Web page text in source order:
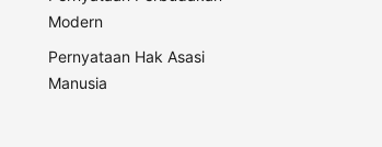
Modern
Pernyataan Hak Asasi
Manusia